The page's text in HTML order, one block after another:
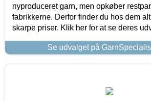
nyproduceret garn, men opkøber
fabrikkerne. Derfor finder du hos dem
skarpe priser. Klik her for at se deres
Se udvalget på